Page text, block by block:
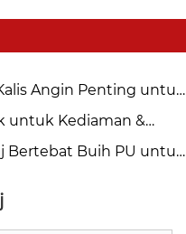
Angin Penting untuk
untuk Kediaman &
Bertebat Buih PU untuk